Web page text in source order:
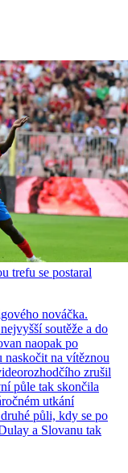
trefu se postaral
nováčka.
soutěže a do
naopak po
na vítěznou
zrušil
půle tak skončila
utkání
půli, kdy se po
a Slovanu tak